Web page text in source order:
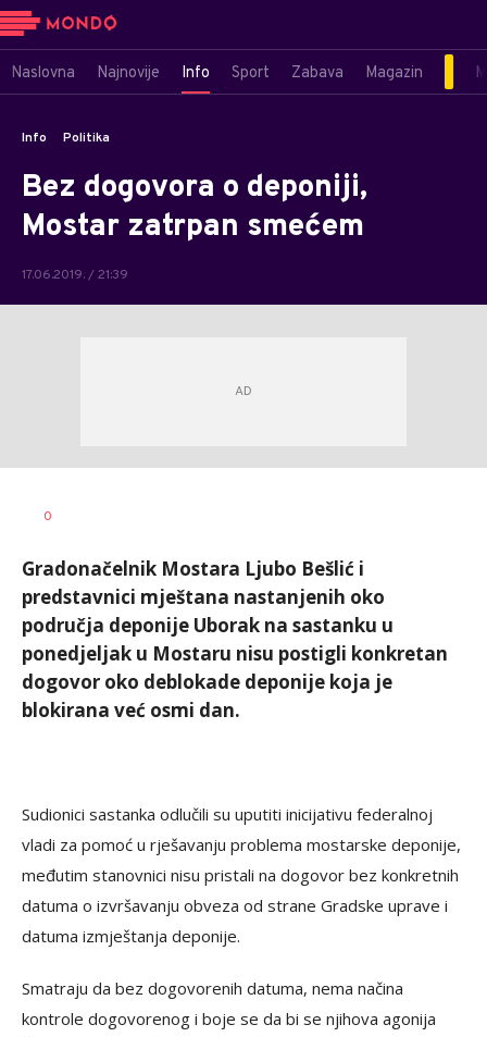
Naslovna Najnovije Info Sport Zabava Magazin
Info Politika
Bez dogovora o deponiji,
Mostar zatrpan smećem
17.06.2019. / 21:39
AUTOR
0
Gradonačelnik Mostara Ljubo Bešlić i
predstavnici mještana nastanjenih oko
područja deponije Uborak na sastanku u
ponedjeljak u Mostaru nisu postigli konkretan
dogovor oko deblokade deponije koja je
blokirana već osmi dan.
Sudionici sastanka odlučili su uputiti inicijativu federalnoj
vladi za pomoć u rješavanju problema mostarske deponije,
međutim stanovnici nisu pristali na dogovor bez konkretnih
datuma o izvršavanju obveza od strane Gradske uprave i
datuma izmještanja deponije.
Smatraju da bez dogovorenih datuma, nema načina
kontrole dogovorenog i boje se da bi se njihova agonija